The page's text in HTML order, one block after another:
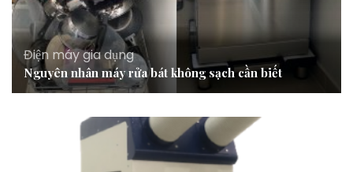
Điện máy gia dụng
Nguyên nhân máy rửa bát không sạch cần biết